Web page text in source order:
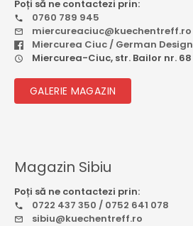
Poți să ne contactezi prin:
0760 789 945
miercureaciuc@kuechentreff.ro
Miercurea Ciuc / German Design
Miercurea-Ciuc, str. Bailor nr. 68
GALERIE MAGAZIN
Magazin Sibiu
Poți să ne contactezi prin:
0722 437 350 / 0752 641 078
sibiu@kuechentreff.ro